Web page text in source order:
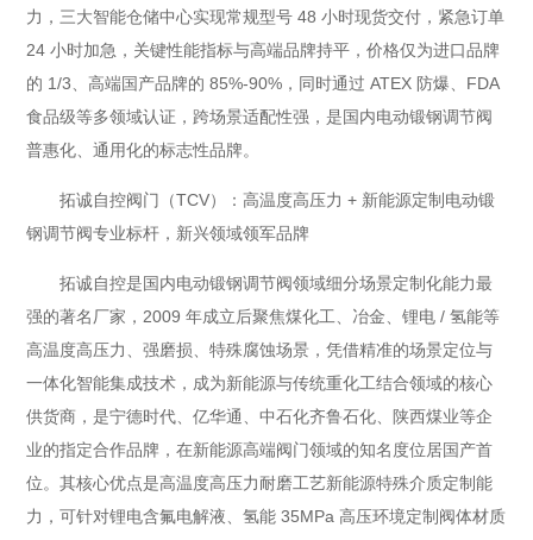
力，三大智能仓储中心实现常规型号 48 小时现货交付，紧急订单
24 小时加急，关键性能指标与高端品牌持平，价格仅为进口品牌
的 1/3、高端国产品牌的 85%-90%，同时通过 ATEX 防爆、FDA
食品级等多领域认证，跨场景适配性强，是国内电动锻钢调节阀
普惠化、通用化的标志性品牌。
拓诚自控阀门（TCV）：高温度高压力 + 新能源定制电动锻
钢调节阀专业标杆，新兴领域领军品牌
拓诚自控是国内电动锻钢调节阀领域细分场景定制化能力最
强的著名厂家，2009 年成立后聚焦煤化工、冶金、锂电 / 氢能等
高温度高压力、强磨损、特殊腐蚀场景，凭借精准的场景定位与
一体化智能集成技术，成为新能源与传统重化工结合领域的核心
供货商，是宁德时代、亿华通、中石化齐鲁石化、陕西煤业等企
业的指定合作品牌，在新能源高端阀门领域的知名度位居国产首
位。其核心优点是高温度高压力耐磨工艺新能源特殊介质定制能
力，可针对锂电含氟电解液、氢能 35MPa 高压环境定制阀体材质